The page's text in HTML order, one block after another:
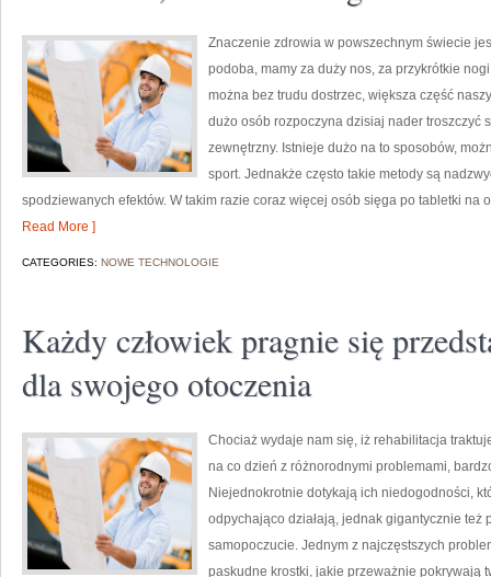
Znaczenie zdrowia w powszechnym świecie
podoba, mamy za duży nos, za przykrótkie
można bez trudu dostrzec, większa część
dużo osób rozpoczyna dzisiaj nader troszczyć
zewnętrzny. Istnieje dużo na to sposobów,
sport. Jednakże często takie metody są
spodziewanych efektów. W takim razie coraz więcej osób sięga po tabletki na
Read More ]
CATEGORIES: NOWE TECHNOLOGIE
Każdy człowiek pragnie się
dla swojego otoczenia
Chociaż wydaje nam się, iż rehabilitacja
na co dzień z różnorodnymi problemami,
Niejednokrotnie dotykają ich niedogodności,
odpychająco działają, jednak gigantycznie też
samopoczucie. Jednym z najczęstszych
paskudne krostki, jakie przeważnie pokrywają